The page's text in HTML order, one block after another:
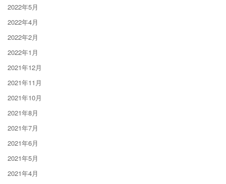
2022年5月
2022年4月
2022年2月
2022年1月
2021年12月
2021年11月
2021年10月
2021年8月
2021年7月
2021年6月
2021年5月
2021年4月